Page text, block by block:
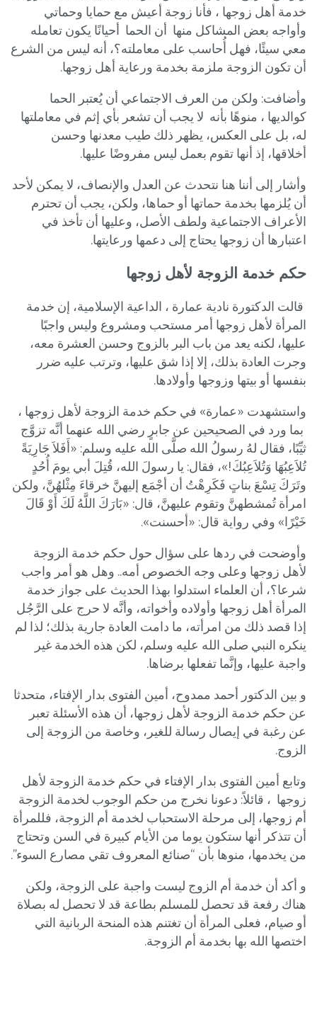
خدمة أهل زوجها ، فأنا زوجة أعيش مع حمايا وحماتي
وأواجه بعض المشاكل منها أن الحما أحيانًا يكون تعامله
معي سيئًا، فهل أُحاسب على معاملته؟، أنه ليس من الشرع
أن تكون الزوجة ملزمة بخدمة ورعاية أهل زوجها.
وأضافت: ولكن من العرف الاجتماعي أن يُعتبر الحما
كوالديها ، منوهًا بأنه لا يجب أن تشعر بأي إثم في معاملتها
له، بل على العكس، يظهر ذلك طيب معدنها وحسن
أخلاقها، إذ أنها تقوم بعمل ليس مفروضًا عليها.
وأشار إلى أننا هنا نتحدث عن العدل والإنصاف، لا يمكن لأحد
أن يُلزمها بخدمة حماتها أو حماها، ولكن، يجب أن تحترم
الأعراف الاجتماعية ولطف الأصل، وعليها أن تأخذ في
اعتبارها أن زوجها يحتاج إلى دعمها ورعايتها.
حكم خدمة الزوجة لأهل زوجها
قالت الدكتورة نادية عمارة ، الداعية الإسلامية، إن خدمة
المرأة لأهل زوجها أمر مستحب ومشروع وليس واجبًا
عليها، لكنه يعد من باب البر بالزوج وحسن العشرة معه،
وجرت العادة بذلك، إلا إذا شق عليها، وترتب عليه ضرر
بنفسها أو بيتها وزوجها وأولادها.
واستشهدت «عمارة» في حكم خدمة الزوجة لأهل زوجها ،
بما ورد في الصحيحين عن جابرٍ رضي الله عنهما أنَّه تزوَّج
ثيِّبًا، فقال لهُ رسولُ الله صلَّى الله عليه وسلم: «أَفَلاَ جَارِيَةً
تُلاَعِبُهَا وَتُلاَعِبُكَ!»، فقال: يا رسولَ الله، قُتِلَ أبي يومَ أُحُدٍ
وتَرَكَ تِسْعَ بناتٍ فَكَرِهْتُ أن أجْمَع إليهنَّ خرقاءَ مِثْلهُنَّ، ولكن
امرأة تُمشطهنَّ وتقوم عليهنَّ، قال: «بَارَكَ اللَّهُ لَكَ أَوْ قَالَ
خَيْرًا» وفي رواية قال: «أحسنت».
وأوضحت في ردها على سؤال حول حكم خدمة الزوجة
لأهل زوجها وعلى وجه الخصوص أمه.. وهل هو أمر واجب
شرعا؟، أن العلماء استدلوا بهذا الحديث على جواز خدمة
المرأة أهل زوجها وأولاده وأخواته، وأنَّه لا حرج على الرَّجُل
إذا قصد ذلك من امرأته، ما دامت العادة جارية بذلك؛ لذا لم
ينكره النبي صلى الله عليه وسلم، لكن هذه الخدمة غير
واجبة عليها، وإنَّما تفعلها برضاها.
و بين الدكتور أحمد ممدوح، أمين الفتوى بدار الإفتاء، متحدثا
عن حكم خدمة الزوجة لأهل زوجها، أن هذه الأسئلة تعبر
عن رغبة في إيصال رسالة للغير، وخاصة من الزوجة إلى
الزوج.
وتابع أمين الفتوى بدار الإفتاء في حكم خدمة الزوجة لأهل
زوجها ، قائلاً: دعونا نخرج من حكم الوجوب لخدمة الزوجة
أم زوجها، إلى مرحلة الاستحباب لخدمة أم الزوجة، فللمرأة
أن تتذكر أنها ستكون يوما من الأيام كبيرة في السن وتحتاج
من يخدمها، منوها بأن “صنائع المعروف تقي مصارع السوء”.
و أكد أن خدمة أم الزوج ليست واجبة على الزوجة، ولكن
هناك رفعة قد تحصل للمسلم بطاعة قد لا تحصل له بصلاة
أو صيام، فعلى المرأة أن تغتنم هذه المنحة الربانية التي
اختصها الله بها بخدمة أم الزوجة.